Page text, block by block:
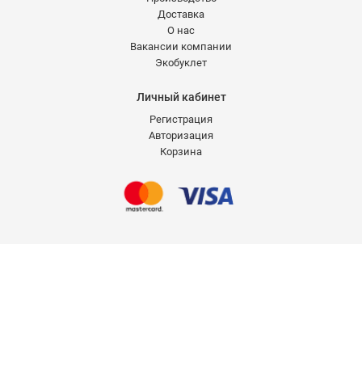
Доставка
О нас
Вакансии компании
Экобуклет
Личный кабинет
Регистрация
Авторизация
Корзина